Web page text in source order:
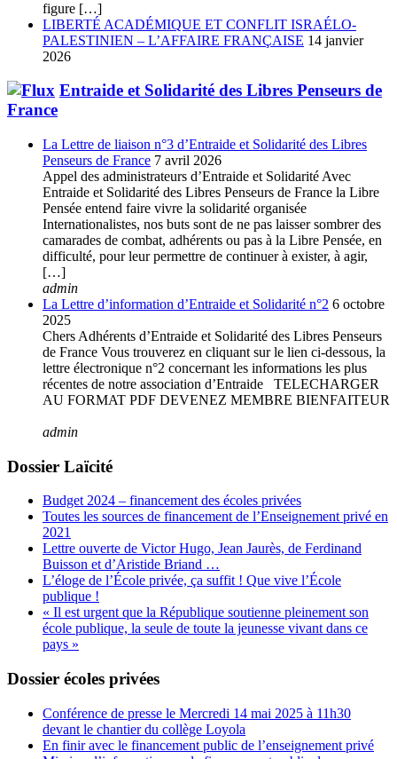
figure […]
LIBERTÉ ACADÉMIQUE ET CONFLIT ISRAÉLO-
PALESTINIEN – L’AFFAIRE FRANÇAISE 14 janvier
2026
Entraide et Solidarité des Libres Penseurs de
France
La Lettre de liaison n°3 d’Entraide et Solidarité des Libres
Penseurs de France 7 avril 2026
Appel des administrateurs d’Entraide et Solidarité Avec
Entraide et Solidarité des Libres Penseurs de France la Libre
Pensée entend faire vivre la solidarité organisée
Internationalistes, nos buts sont de ne pas laisser sombrer des
camarades de combat, adhérents ou pas à la Libre Pensée, en
difficulté, pour leur permettre de continuer à exister, à agir,
[…]
admin
La Lettre d’information d’Entraide et Solidarité n°2 6 octobre
2025
Chers Adhérents d’Entraide et Solidarité des Libres Penseurs
de France Vous trouverez en cliquant sur le lien ci-dessous, la
lettre électronique n°2 concernant les informations les plus
récentes de notre association d’Entraide TELECHARGER
AU FORMAT PDF DEVENEZ MEMBRE BIENFAITEUR
admin
Dossier Laïcité
Budget 2024 – financement des écoles privées
Toutes les sources de financement de l’Enseignement privé en
2021
Lettre ouverte de Victor Hugo, Jean Jaurès, de Ferdinand
Buisson et d’Aristide Briand …
L’éloge de l’École privée, ça suffit ! Que vive l’École
publique !
« Il est urgent que la République soutienne pleinement son
école publique, la seule de toute la jeunesse vivant dans ce
pays »
Dossier écoles privées
Conférence de presse le Mercredi 14 mai 2025 à 11h30
devant le chantier du collège Loyola
En finir avec le financement public de l’enseignement privé